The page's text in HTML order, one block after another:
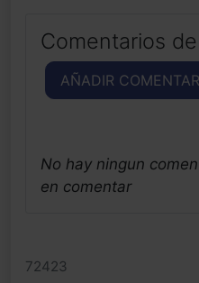
Comentarios
AÑADIR
No hay ningun
en comentar
72423